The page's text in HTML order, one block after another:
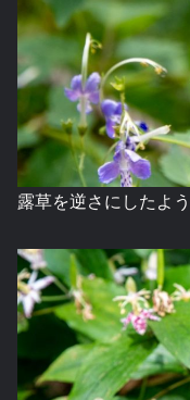
露草を逆さにしたよう